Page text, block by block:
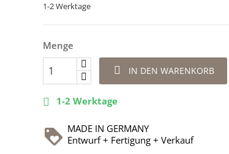
1-2 Werktage
Menge
 IN DEN WARENKORB
 1-2 Werktage
MADE IN GERMANY
Entwurf + Fertigung + Verkauf